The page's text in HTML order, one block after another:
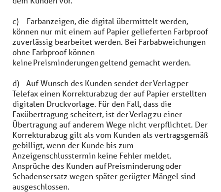
c) Farbanzeigen, die digital übermittelt werden,
können nur mit einem auf Papier gelieferten Farbproof
zuverlässig bearbeitet werden. Bei Farbabweichungen
ohne Farbproof können
keine Preisminderungen geltend gemacht werden.
d) Auf Wunsch des Kunden sendet der Verlag per
Telefax einen Korrekturabzug der auf Papier erstellten
digitalen Druckvorlage. Für den Fall, dass die
Faxübertragung scheitert, ist der Verlag zu einer
Übertragung auf anderem Wege nicht verpflichtet. Der
Korrekturabzug gilt als vom Kunden als vertragsgemäß
gebilligt, wenn der Kunde bis zum
Anzeigenschlusstermin keine Fehler meldet.
Ansprüche des Kunden auf Preisminderung oder
Schadensersatz wegen später gerügter Mängel sind
ausgeschlossen.